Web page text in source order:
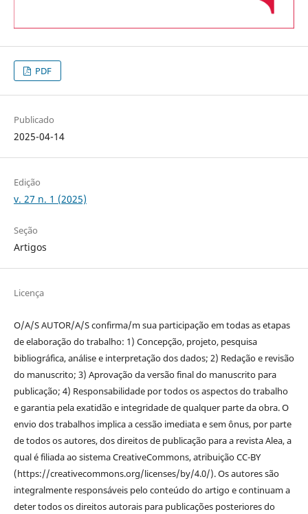
PDF
Publicado
2025-04-14
Edição
v. 27 n. 1 (2025)
Seção
Artigos
Licença
O/A/S AUTOR/A/S confirma/m sua participação em todas as etapas
de elaboração do trabalho: 1) Concepção, projeto, pesquisa
bibliográfica, análise e interpretação dos dados; 2) Redação e revisão
do manuscrito; 3) Aprovação da versão final do manuscrito para
publicação; 4) Responsabilidade por todos os aspectos do trabalho
e garantia pela exatidão e integridade de qualquer parte da obra. O
envio dos trabalhos implica a cessão imediata e sem ônus, por parte
de todos os autores, dos direitos de publicação para a revista Alea, a
qual é filiada ao sistema CreativeCommons, atribuição CC-BY
(https://creativecommons.org/licenses/by/4.0/). Os autores são
integralmente responsáveis pelo conteúdo do artigo e continuam a
deter todos os direitos autorais para publicações posteriores do